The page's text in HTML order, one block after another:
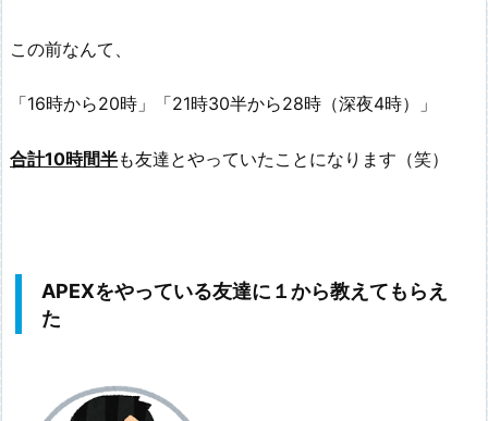
この前なんて、
「16時から20時」「21時30半から28時（深夜4時）」
合計10時間半も友達とやっていたことになります（笑）
APEXをやっている友達に１から教えてもらえ
た